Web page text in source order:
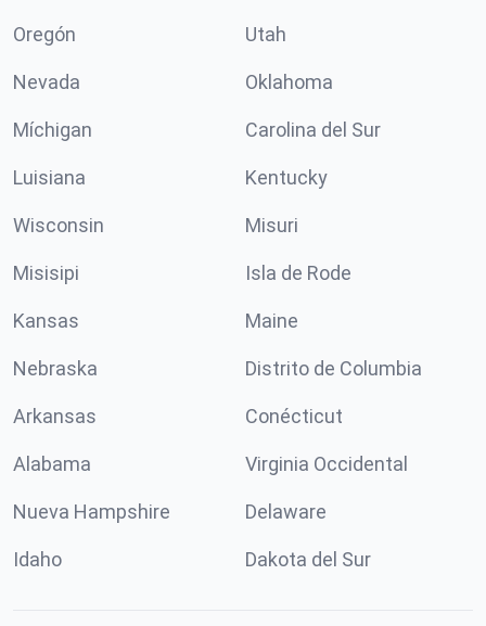
Oregón Utah
Nevada Oklahoma
Míchigan Carolina del Sur
Luisiana Kentucky
Wisconsin Misuri
Misisipi Isla de Rode
Kansas Maine
Nebraska Distrito de Columbia
Arkansas Conécticut
Alabama Virginia Occidental
Nueva Hampshire Delaware
Idaho Dakota del Sur